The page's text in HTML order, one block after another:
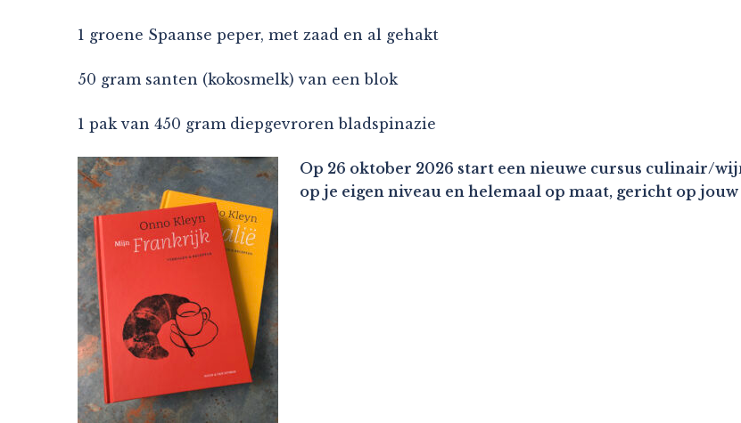
1 groene Spaanse peper, met zaad en al gehakt
50 gram santen (kokosmelk) van een blok
1 pak van 450 gram diepgevroren bladspinazie
Op 26 oktober 2026 start een nieuwe cursus culinair/
op je eigen niveau en helemaal op maat, gericht op